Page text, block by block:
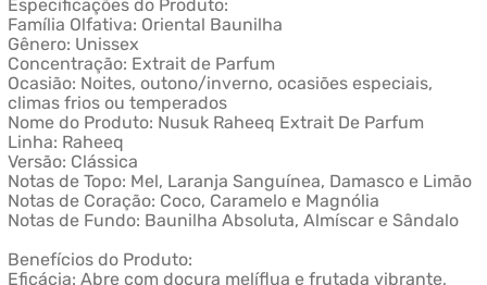
Especificações do Produto:
Família Olfativa: Oriental Baunilha
Gênero: Unissex
Concentração: Extrait de Parfum
Ocasião: Noites, outono/inverno, ocasiões especiais,
climas frios ou temperados
Nome do Produto: Nusuk Raheeq Extrait De Parfum
Linha: Raheeq
Versão: Clássica
Notas de Topo: Mel, Laranja Sanguínea, Damasco e Limão
Notas de Coração: Coco, Caramelo e Magnólia
Notas de Fundo: Baunilha Absoluta, Almíscar e Sândalo
Benefícios do Produto:
Eficácia: Abre com doçura melíflua e frutada vibrante,